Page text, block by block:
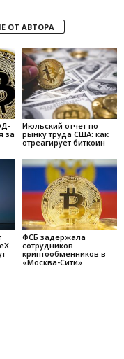
ОТ АВТОРА
за
Июльский отчет по
рынку труда США: как
отреагирует биткоин
ФСБ задержала
сотрудников
криптообменников в
«Москва-Сити»